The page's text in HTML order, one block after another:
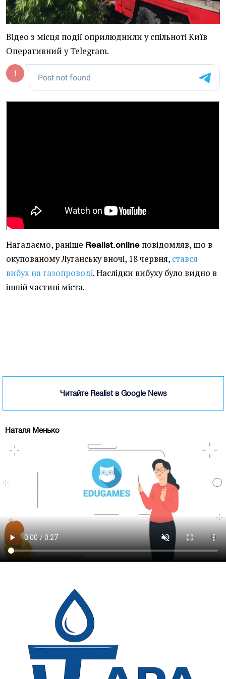
Відео з місця події оприлюднили у спільноті Київ
Оперативний у Telegram.
Нагадаємо, раніше Realist.online повідомляв, що в
окупованому Луганську вночі, 18 червня, стався
вибух на газопроводі. Наслідки вибуху було видно в
іншій частині міста.
Читайте Realist в Google News
Наталя Менько